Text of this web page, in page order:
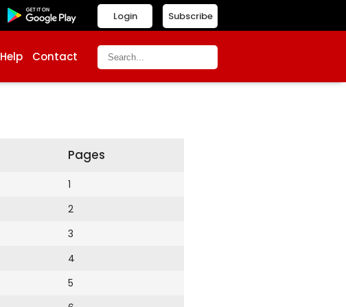
Subscribe
Login
Help Contact
Pages
1
2
3
4
5